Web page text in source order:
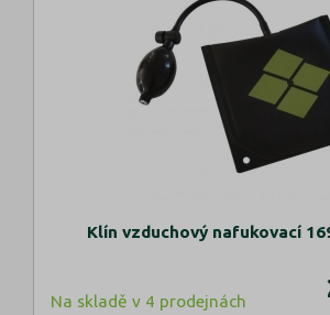
Klín vzduchový nafukovací
Na skladě v 4 prodejnách